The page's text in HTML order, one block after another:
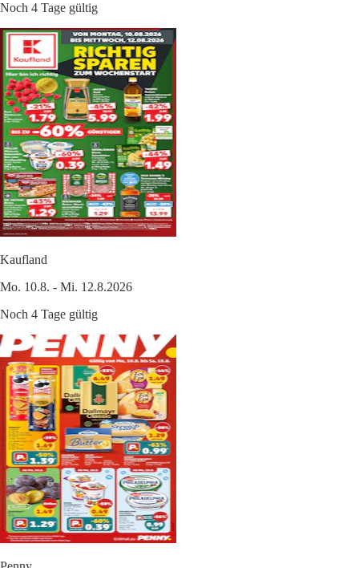
Noch 4 Tage gültig
Kaufland
Mo. 10.8. - Mi. 12.8.2026
Noch 4 Tage gültig